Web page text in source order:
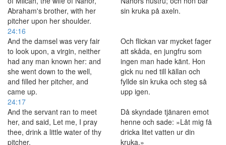
Abraham's brother, with her
pitcher upon her shoulder.
sin kruka på axeln.
24:16
And the damsel was very fair
to look upon, a virgin, neither
had any man known her: and
she went down to the well,
and filled her pitcher, and
came up.
Och flickan var mycket fager
att skåda, en jungfru som
ingen man hade känt. Hon
gick nu ned till källan och
fyllde sin kruka och steg så
upp igen.
24:17
And the servant ran to meet
her, and said, Let me, I pray
thee, drink a little water of thy
pitcher.
Då skyndade tjänaren emot
henne och sade: »Låt mig få
dricka litet vatten ur din
kruka.»